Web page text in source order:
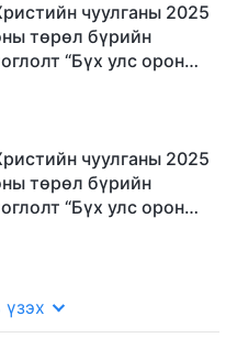
чуулганы 2025
төрөл бүрийн
“Бүх улс орон
чуулганы 2025
төрөл бүрийн
“Бүх улс орон